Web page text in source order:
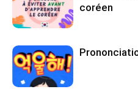
coréen